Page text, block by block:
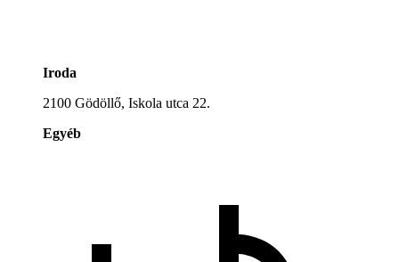
Iroda
2100 Gödöllő, Iskola utca 22.
Egyéb